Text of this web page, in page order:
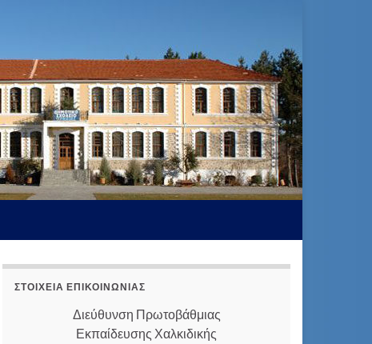
ΣΤΟΙΧΕΊΑ ΕΠΙΚΟΙΝΩΝΊΑΣ
Διεύθυνση Πρωτοβάθμιας
Εκπαίδευσης Χαλκιδικής